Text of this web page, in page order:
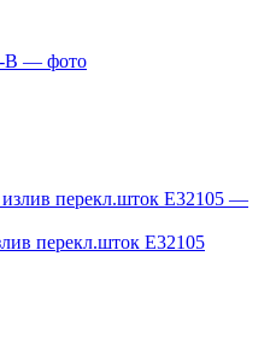
перекл.шток Е32105